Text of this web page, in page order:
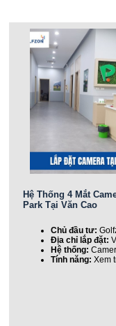
Hệ Thống 4 Mắt
Park Tại Văn Cao
Chủ đầu tư:
Địa chỉ lắp đặt:
Hệ thống:
Tính năng: Xem